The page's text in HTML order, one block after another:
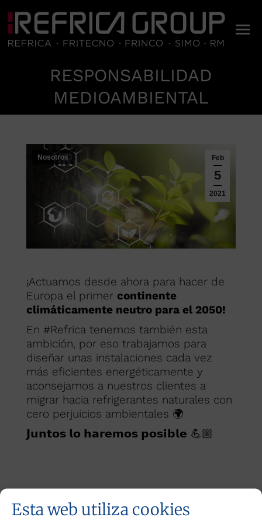
Esta web utiliza cookies
RESPONSABILIDAD
MEDIOAMBIENTAL
Feb
5
2021
Nosotros
¡Actuamos desde ahora para hacer de
Europa el primer continente
climáticamente neutro para el 2050!
En #Refrica tenemos también esta
ambición, por eso trabajamos para
diseñar unas instalaciones cada vez
más eficientes energéticamente y
aconsejamos a nuestros clientes a
migrar hacia refrigerantes naturales con
cero perjuicios ambientales 🌍
𝗝𝘂𝗻𝘁𝗼𝘀 𝗹𝗼 𝗵𝗮𝗿𝗲𝗺𝗼𝘀 𝗽𝗼𝘀𝗶𝗯𝗹𝗲 💪🏼